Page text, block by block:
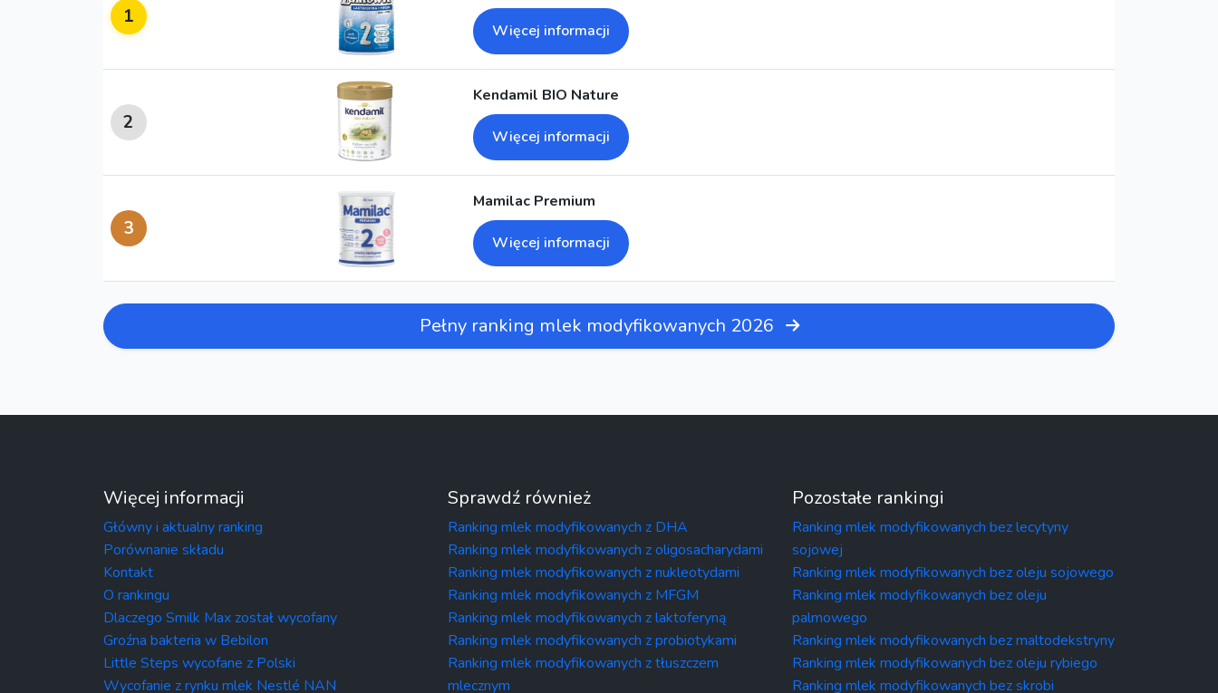
1
Więcej informacji
2
Kendamil BIO Nature
Więcej informacji
3
Mamilac Premium
Więcej informacji
Pełny ranking mlek modyfikowanych 2026
Więcej informacji
Główny i aktualny ranking
Porównanie składu
Kontakt
O rankingu
Dlaczego Smilk Max został wycofany
Groźna bakteria w Bebilon
Little Steps wycofane z Polski
Wycofanie z rynku mlek Nestlé NAN
Sprawdź również
Ranking mlek modyfikowanych z DHA
Ranking mlek modyfikowanych z oligosacharydami
Ranking mlek modyfikowanych z nukleotydami
Ranking mlek modyfikowanych z MFGM
Ranking mlek modyfikowanych z laktoferyną
Ranking mlek modyfikowanych z probiotykami
Ranking mlek modyfikowanych z tłuszczem
mlecznym
Pozostałe rankingi
Ranking mlek modyfikowanych bez lecytyny
sojowej
Ranking mlek modyfikowanych bez oleju sojowego
Ranking mlek modyfikowanych bez oleju
palmowego
Ranking mlek modyfikowanych bez maltodekstryny
Ranking mlek modyfikowanych bez oleju rybiego
Ranking mlek modyfikowanych bez skrobi